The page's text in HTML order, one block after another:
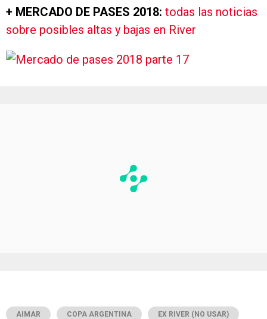
+ MERCADO DE PASES 2018: todas las noticias
sobre posibles altas y bajas en River
AIMAR COPA ARGENTINA EX RIVER (NO USAR)